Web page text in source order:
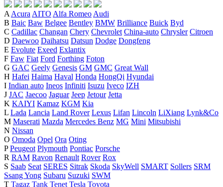
A Acura AITO Alfa Romeo Audi
B Baic Baw Belgee Bentley BMW Brilliance Buick Byd
C Cadillac Changan Chery Chevrolet China-auto Chrysler Citroen
D Daewoo Daihatsu Datsun Dodge Dongfeng
E Evolute Exeed Exlantix
F Faw Fiat Ford Forthing Foton
G GAC Geely Genesis GM GMC Great Wall
H Hafei Haima Haval Honda HongQi Hyundai
I Indian auto Ineos Infiniti Isuzu Iveco IZH
J JAC Jaecoo Jaguar Jeep Jetour Jetta
K KAIYI Kamaz KGM Kia
L Lada Lancia Land Rover Lexus Lifan Lincoln LiXiang Lynk&Co
M Maserati Mazda Mercedes Benz MG Mini Mitsubishi
N Nissan
O Omoda Opel Ora Oting
P Peugeot Plymouth Pontiac Porsche
R RAM Ravon Renault Rover Rox
S Saab Seat SERES Sitrak Skoda SkyWell SMART Sollers SRM
Ssang Yong Subaru Suzuki SWM
T Tagaz Tank Tenet Tesla Toyota